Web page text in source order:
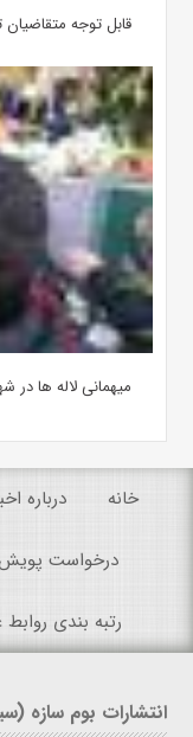
قابل توجه
میهمانی لاله ها در
خانه درباره
درخواست
رتبه بندی
انتشارات بوم سازه